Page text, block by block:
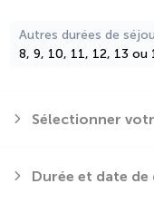
Autres durées de
8, 9, 10, 11, 12, 13 ou
Sélectionner
Durée et date de